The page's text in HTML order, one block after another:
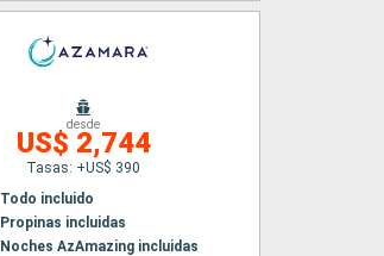
desde
US$ 2,744
Tasas: +US$ 390
Todo incluido
Propinas incluidas
Noches AzAmazing incluidas